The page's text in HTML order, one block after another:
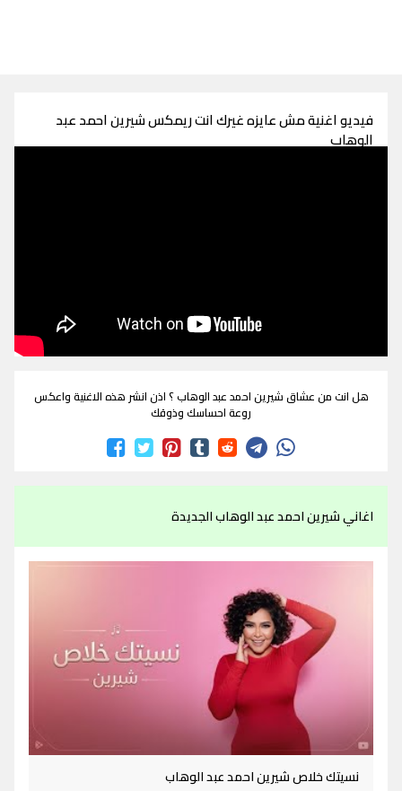
فيديو اغنية مش عايزه غيرك انت ريمكس شيرين احمد عبد
الوهاب
هل انت من عشاق شيرين احمد عبد الوهاب ؟ اذن انشر هذه الاغنية واعكس
روعة احساسك وذوقك
اغاني شيرين احمد عبد الوهاب الجديدة
نسيتك خلاص شيرين احمد عبد الوهاب